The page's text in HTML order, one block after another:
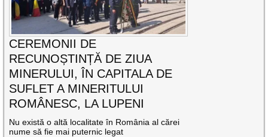
CEREMONII DE
RECUNOȘTINȚĂ DE ZIUA
MINERULUI, ÎN CAPITALA DE
SUFLET A MINERITULUI
ROMÂNESC, LA LUPENI
Nu există o altă localitate în România al cărei
nume să fie mai puternic legat